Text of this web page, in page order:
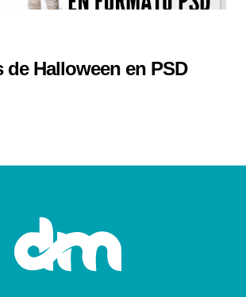
de Halloween en PSD